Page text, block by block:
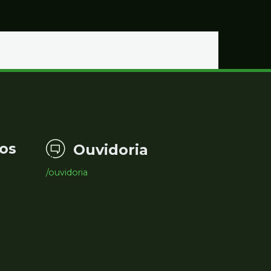
Ouvidoria
/ouvidoria